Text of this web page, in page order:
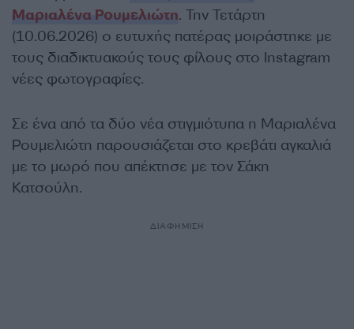
Μαριαλένα Ρουμελιώτη. Την Τετάρτη
(10.06.2026) ο ευτυχής πατέρας μοιράστηκε με
τους διαδικτυακούς τους φίλους στο Instagram
νέες φωτογραφίες.
Σε ένα από τα δύο νέα στιγμιότυπα η Μαριαλένα
Ρουμελιώτη παρουσιάζεται στο κρεβάτι αγκαλιά
με το μωρό που απέκτησε με τον Σάκη
Κατσούλη.
ΔΙΑΦΗΜΙΣΗ